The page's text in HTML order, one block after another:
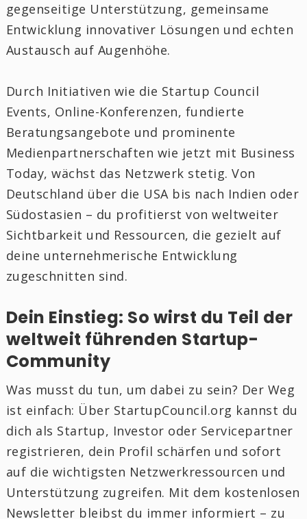
gegenseitige Unterstützung, gemeinsame
Entwicklung innovativer Lösungen und echten
Austausch auf Augenhöhe.
Durch Initiativen wie die Startup Council
Events, Online-Konferenzen, fundierte
Beratungsangebote und prominente
Medienpartnerschaften wie jetzt mit Business
Today, wächst das Netzwerk stetig. Von
Deutschland über die USA bis nach Indien oder
Südostasien – du profitierst von weltweiter
Sichtbarkeit und Ressourcen, die gezielt auf
deine unternehmerische Entwicklung
zugeschnitten sind.
Dein Einstieg: So wirst du Teil der
weltweit führenden Startup-
Community
Was musst du tun, um dabei zu sein? Der Weg
ist einfach: Über StartupCouncil.org kannst du
dich als Startup, Investor oder Servicepartner
registrieren, dein Profil schärfen und sofort
auf die wichtigsten Netzwerkressourcen und
Unterstützung zugreifen. Mit dem kostenlosen
Newsletter bleibst du immer informiert – zu